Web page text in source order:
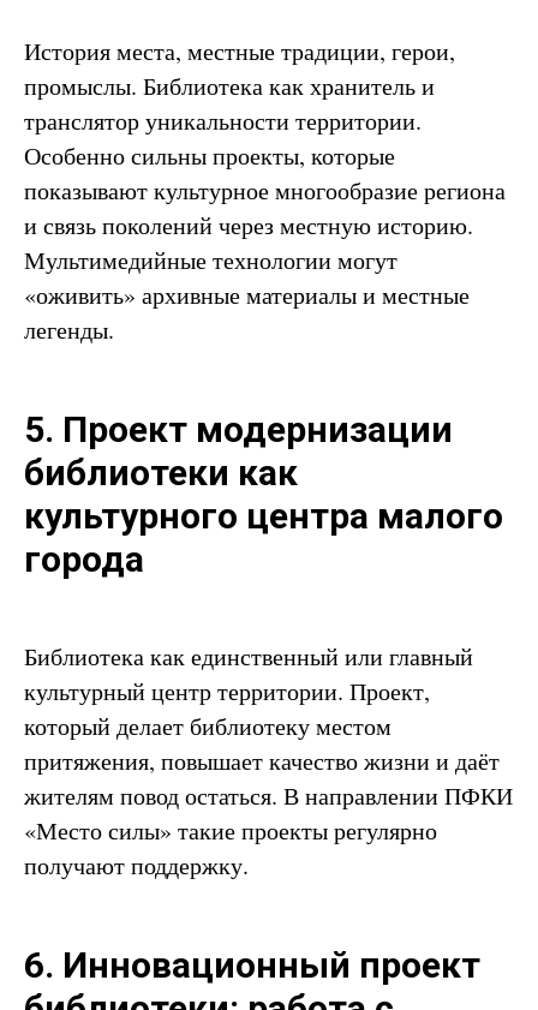
История места, местные традиции, герои,
промыслы. Библиотека как хранитель и
транслятор уникальности территории.
Особенно сильны проекты, которые
показывают культурное многообразие региона
и связь поколений через местную историю.
Мультимедийные технологии могут
«оживить» архивные материалы и местные
легенды.
5. Проект модернизации
библиотеки как
культурного центра малого
города
Библиотека как единственный или главный
культурный центр территории. Проект,
который делает библиотеку местом
притяжения, повышает качество жизни и даёт
жителям повод остаться. В направлении ПФКИ
«Место силы» такие проекты регулярно
получают поддержку.
6. Инновационный проект